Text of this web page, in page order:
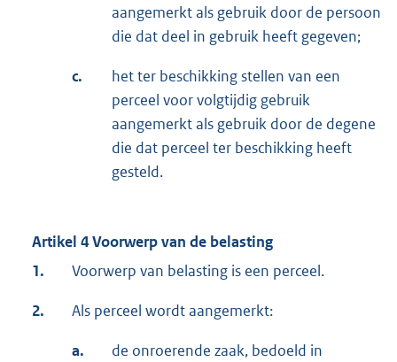
aangemerkt als gebruik door de persoon
die dat deel in gebruik heeft gegeven;
c.
het ter beschikking stellen van een
perceel voor volgtijdig gebruik
aangemerkt als gebruik door de degene
die dat perceel ter beschikking heeft
gesteld.
Artikel 4 Voorwerp van de belasting
1.
Voorwerp van belasting is een perceel.
2. Als perceel wordt aangemerkt:
a.
de onroerende zaak, bedoeld in